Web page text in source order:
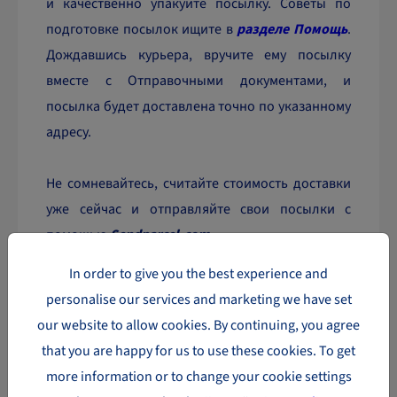
подготовке посылок ищите в разделе Помощь.
Дождавшись курьера, вручите ему посылку
вместе с Отправочными документами, и
посылка будет доставлена точно по указанному
адресу.
Не сомневайтесь, считайте стоимость доставки
уже сейчас и отправляйте свои посылки с
помощьюSendparcel.com.
Возникли вопросы? Свяжитесь с нами, мы будем
рады Вам помочь.
Самые популярные
направления доставки
In order to give you the best experience and
personalise our services and marketing we have set
our website to allow cookies. By continuing, you agree
that you are happy for us to use these cookies. To get
more information or to change your cookie settings